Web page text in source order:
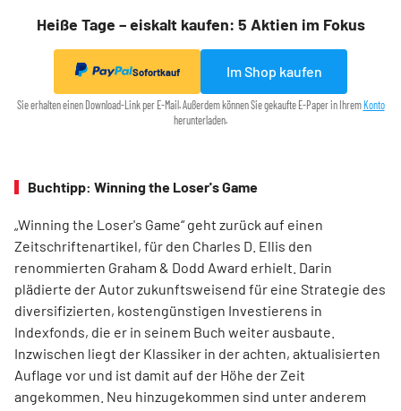
Heiße Tage – eiskalt kaufen: 5 Aktien im Fokus
Sofortkauf Im Shop kaufen
Sie erhalten einen Download-Link per E-Mail. Außerdem können Sie gekaufte E-Paper in Ihrem Konto
herunterladen.
Buchtipp: Winning the Loser's Game
„Winning the Loser's Game“ geht zurück auf einen
Zeitschriftenartikel, für den Charles D. Ellis den
renommierten Graham & Dodd Award erhielt. Darin
plädierte der Autor zukunftsweisend für eine Strategie des
diversifizierten, kostengünstigen Investierens in
Indexfonds, die er in seinem Buch weiter ausbaute.
Inzwischen liegt der Klassiker in der achten, aktualisierten
Auflage vor und ist damit auf der Höhe der Zeit
angekommen. Neu hinzugekommen sind unter anderem